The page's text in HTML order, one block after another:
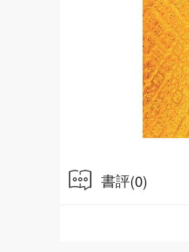
書評(0)